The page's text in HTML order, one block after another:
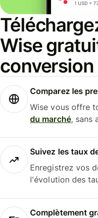
Wise
Comparez les
Wise vous offre
du marché, sans
Suivez les taux
Enregistrez vos
l'évolution des
Complètement